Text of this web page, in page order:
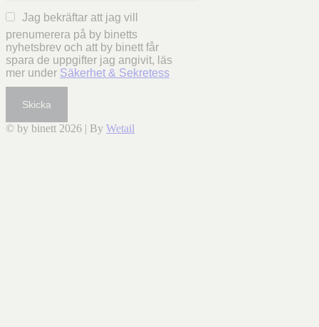
Jag bekräftar att jag vill
prenumerera på by binetts
nyhetsbrev och att by binett får
spara de uppgifter jag angivit, läs
mer under Säkerhet & Sekretess
Skicka
© by binett 2026 | By Wetail